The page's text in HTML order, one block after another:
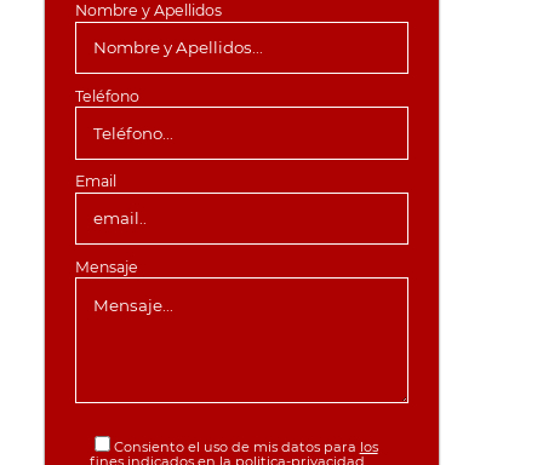
Nombre y Apellidos
Teléfono
Email
Mensaje
Consiento el uso de mis datos para los
fines indicados en la politica-privacidad